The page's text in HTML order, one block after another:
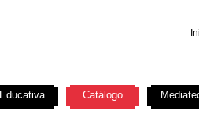
Educativa Catálogo